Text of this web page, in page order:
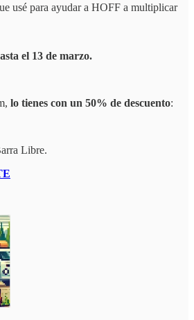
usé para ayudar a HOFF a multiplicar
el 13 de marzo.
lo tienes con un 50% de descuento:
Libre.